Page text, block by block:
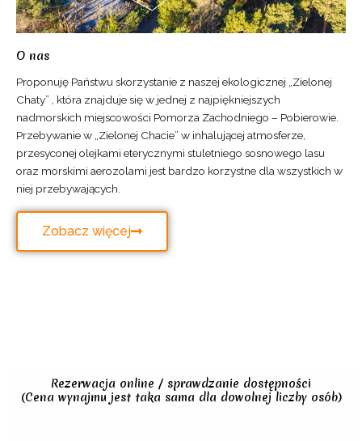
O nas
Proponuję Państwu skorzystanie z naszej ekologicznej „Zielonej
Chaty” , która znajduje się w jednej z najpiękniejszych
nadmorskich miejscowości Pomorza Zachodniego – Pobierowie.
Przebywanie w „Zielonej Chacie” w inhalującej atmosferze,
przesyconej olejkami eterycznymi stuletniego sosnowego lasu
oraz morskimi aerozolami jest bardzo korzystne dla wszystkich w
niej przebywających.
Zobacz więcej
Rezerwacja online / sprawdzanie dostępności
(Cena wynajmu jest taka sama dla dowolnej liczby osób)